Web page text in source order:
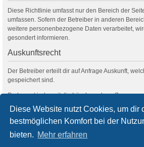
Diese Website nutzt Cookies, um dir
bestmöglichen Komfort bei der
bieten. Mehr erfahren
Diese Richtlinie umfasst nur den Bereich der
umfassen. Sofern der Betreiber in anderen
weitere personenbezogene Daten verarbeitet,
gesondert informieren.
Auskunftsrecht
Der Betreiber erteilt dir auf Anfrage Auskunft,
gespeichert sind.
Du kannst jederzeit die Löschung bzw. Sperrung
Foren-Übersicht Kontakt